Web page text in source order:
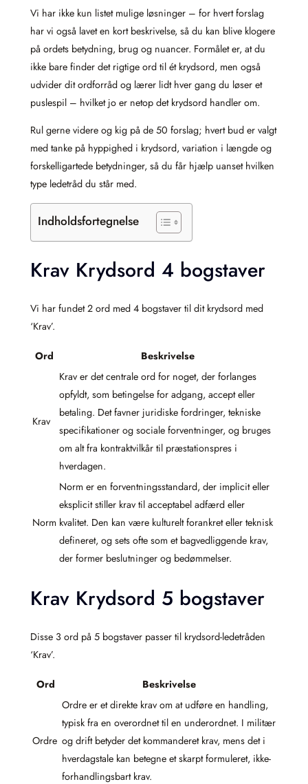
Vi har ikke kun listet mulige løsninger – for hvert forslag
har vi også lavet en kort beskrivelse, så du kan blive klogere
på ordets betydning, brug og nuancer. Formålet er, at du
ikke bare finder det rigtige ord til ét krydsord, men også
udvider dit ordforråd og lærer lidt hver gang du løser et
puslespil – hvilket jo er netop det krydsord handler om.
Rul gerne videre og kig på de 50 forslag; hvert bud er valgt
med tanke på hyppighed i krydsord, variation i længde og
forskelligartede betydninger, så du får hjælp uanset hvilken
type ledetråd du står med.
Indholdsfortegnelse
Krav Krydsord 4 bogstaver
Vi har fundet 2 ord med 4 bogstaver til dit krydsord med
‘Krav’.
Ord Beskrivelse
Krav
Krav er det centrale ord for noget, der forlanges
opfyldt, som betingelse for adgang, accept eller
betaling. Det favner juridiske fordringer, tekniske
specifikationer og sociale forventninger, og bruges
om alt fra kontraktvilkår til præstationspres i
hverdagen.
Norm
Norm er en forventningsstandard, der implicit eller
eksplicit stiller krav til acceptabel adfærd eller
kvalitet. Den kan være kulturelt forankret eller teknisk
defineret, og sets ofte som et bagvedliggende krav,
der former beslutninger og bedømmelser.
Krav Krydsord 5 bogstaver
Disse 3 ord på 5 bogstaver passer til krydsord-ledetråden
‘Krav’.
Ord Beskrivelse
Ordre
Ordre er et direkte krav om at udføre en handling,
typisk fra en overordnet til en underordnet. I militær
og drift betyder det kommanderet krav, mens det i
hverdagstale kan betegne et skarpt formuleret, ikke-
forhandlingsbart krav.